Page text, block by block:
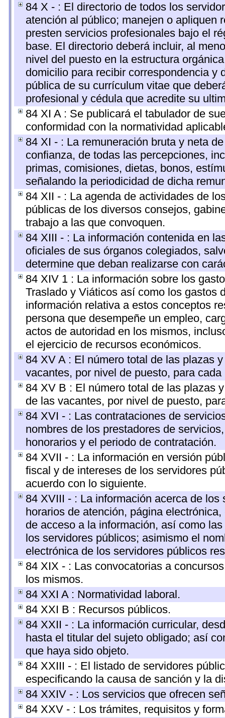
84 X - : El directorio de todos los
atención al público; manejen o apliquen
presten servicios profesionales bajo el
base. El directorio deberá incluir, al
nivel del puesto en la estructura
domicilio para recibir correspondencia y
pública de su currículum vitae que
profesional y cédula que acredite su
84 XI A : Se publicará el tabulador de
conformidad con la normatividad
84 XI - : La remuneración bruta y neta
confianza, de todas las percepciones,
primas, comisiones, dietas, bonos,
señalando la periodicidad de dicha
84 XII - : La agenda de actividades de
públicas de los diversos consejos,
trabajo a las que convoquen.
84 XIII - : La información contenida en
oficiales de sus órganos colegiados,
determine que deban realizarse con
84 XIV 1 : La información sobre los
Traslado y Viáticos así como los gastos
información relativa a estos conceptos
persona que desempeñe un empleo,
actos de autoridad en los mismos,
el ejercicio de recursos económicos.
84 XV A : El número total de las plazas
vacantes, por nivel de puesto, para
84 XV B : El número total de las plazas
de las vacantes, por nivel de puesto,
84 XVI - : Las contrataciones de
nombres de los prestadores de
honorarios y el periodo de contratación.
84 XVII - : La información en versión
fiscal y de intereses de los servidores
acuerdo con lo siguiente.
84 XVIII - : La información acerca de
horarios de atención, página
de acceso a la información, así como
los servidores públicos; asimismo el
electrónica de los servidores públicos
84 XIX - : Las convocatorias a
los mismos.
84 XXI A : Normatividad laboral.
84 XXI B : Recursos públicos.
84 XXII - : La información curricular,
hasta el titular del sujeto obligado; así
que haya sido objeto.
84 XXIII - : El listado de servidores
especificando la causa de sanción y la
84 XXIV - : Los servicios que ofrecen
84 XXV - : Los trámites, requisitos y